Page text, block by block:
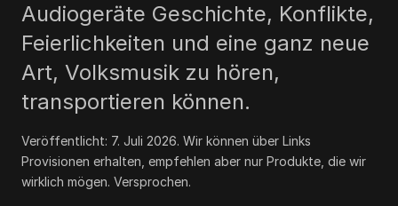
Audiogeräte Geschichte, Konflikte,
Feierlichkeiten und eine ganz neue
Art, Volksmusik zu hören,
transportieren können.
Veröffentlicht: 7. Juli 2026. Wir können über Links
Provisionen erhalten, empfehlen aber nur Produkte, die wir
wirklich mögen. Versprochen.